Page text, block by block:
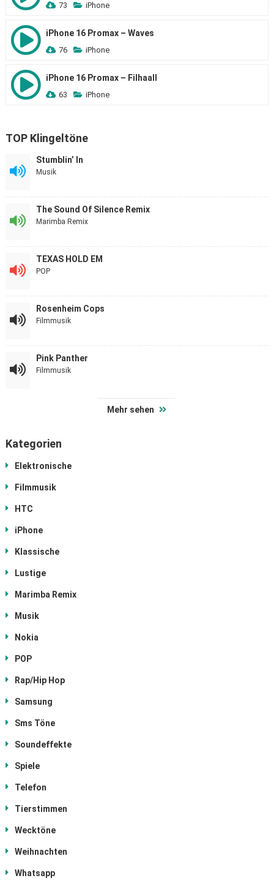
73 iPhone
iPhone 16 Promax – Waves
76 iPhone
iPhone 16 Promax – Filhaall
63 iPhone
TOP Klingeltöne
Stumblin’ In
Musik
The Sound Of Silence Remix
Marimba Remix
TEXAS HOLD EM
POP
Rosenheim Cops
Filmmusik
Pink Panther
Filmmusik
Mehr sehen
Kategorien
Elektronische
Filmmusik
HTC
iPhone
Klassische
Lustige
Marimba Remix
Musik
Nokia
POP
Rap/Hip Hop
Samsung
Sms Töne
Soundeffekte
Spiele
Telefon
Tierstimmen
Wecktöne
Weihnachten
Whatsapp